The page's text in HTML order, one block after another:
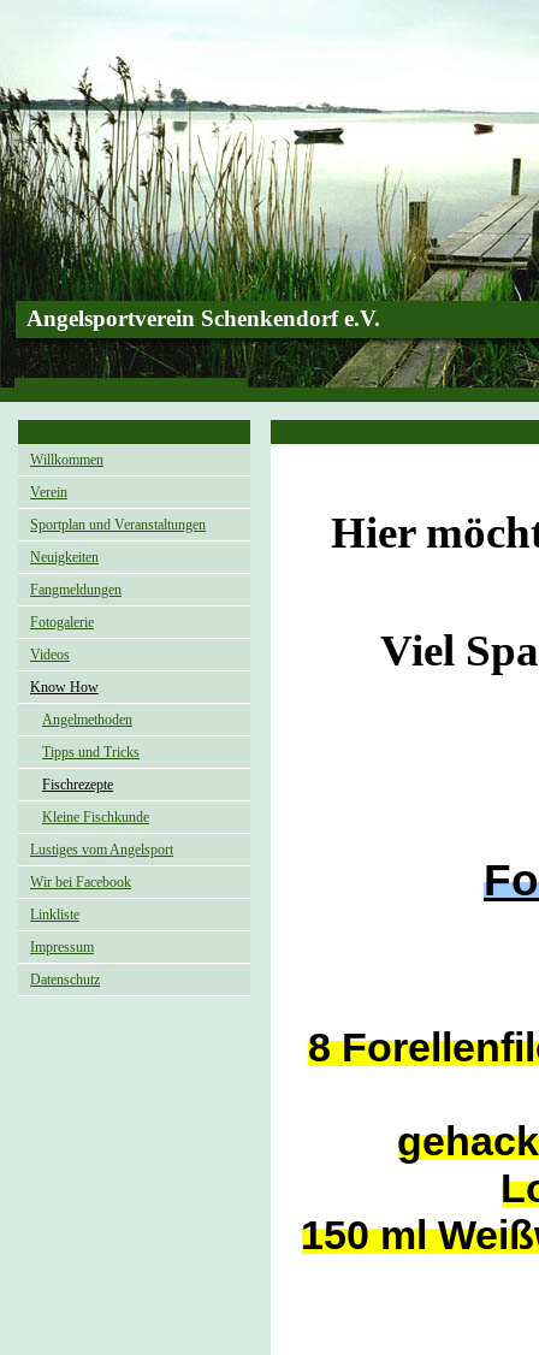
Angelsportverein Schenkendorf e.V.
Willkommen
Verein
Sportplan und Veranstaltungen
Neuigkeiten
Fangmeldungen
Fotogalerie
Videos
Know How
Angelmethoden
Tipps und Tricks
Fischrezepte
Kleine Fischkunde
Lustiges vom Angelsport
Wir bei Facebook
Linkliste
Impressum
Datenschutz
Hier
Viel
8
150 ml